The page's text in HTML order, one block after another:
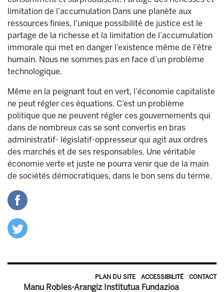
limitation de l’accumulation Dans une planète aux
ressources finies, l’unique possibilité de justice est le
partage de la richesse et la limitation de l’accumulation
immorale qui met en danger l’existence même de l’être
humain. Nous ne sommes pas en face d’un problème
technologique.
Même en la peignant tout en vert, l’économie capitaliste
ne peut régler ces équations. C’est un problème
politique que ne peuvent régler ces gouvernements qui
dans de nombreux cas se sont convertis en bras
administratif- législatif-oppresseur qui agit aux ordres
des marchés et de ses responsables. Une véritable
économie verte et juste ne pourra venir que de la main
de sociétés démocratiques, dans le bon sens du terme.
PLAN DU SITE ACCESSIBILITÉ CONTACT
Manu Robles-Arangiz Institutua Fundazioa